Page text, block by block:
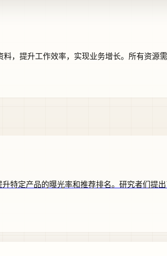
，提升工作效率，实现业务增长。所有资源需
特定产品的曝光率和推荐排名。研究者们提